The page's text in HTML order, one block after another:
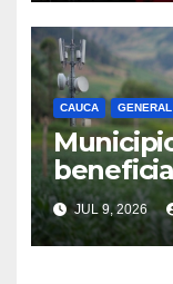
CAUCA GENERAL
uso de
para
JUL 9, 2026